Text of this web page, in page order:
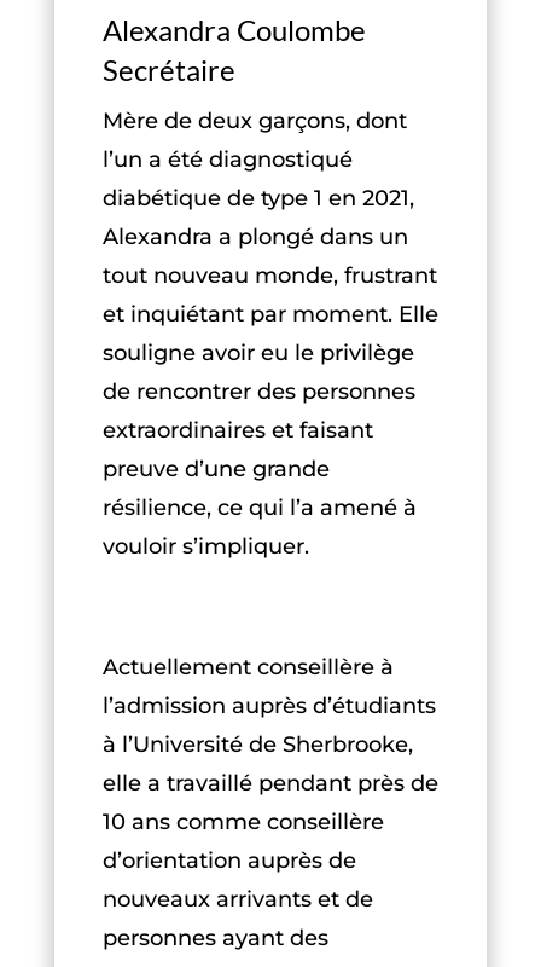
Alexandra Coulombe
Secrétaire
Mère de deux garçons, dont
l’un a été diagnostiqué
diabétique de type 1 en 2021,
Alexandra a plongé dans un
tout nouveau monde, frustrant
et inquiétant par moment. Elle
souligne avoir eu le privilège
de rencontrer des personnes
extraordinaires et faisant
preuve d’une grande
résilience, ce qui l’a amené à
vouloir s’impliquer.
Actuellement conseillère à
l’admission auprès d’étudiants
à l’Université de Sherbrooke,
elle a travaillé pendant près de
10 ans comme conseillère
d’orientation auprès de
nouveaux arrivants et de
personnes ayant des